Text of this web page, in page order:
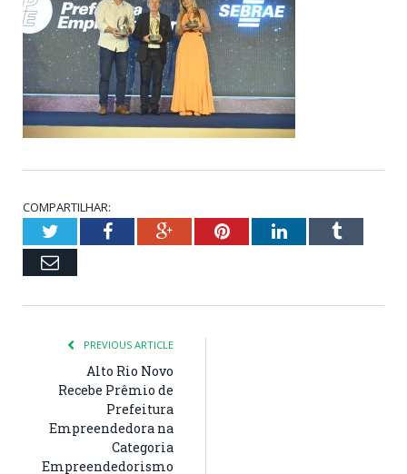
COMPARTILHAR:
TwitterFacebookGoogle+PinterestLinkedInTumblr
Email
PREVIOUS ARTICLE
Alto Rio Novo
Recebe Prêmio de
Prefeitura
Empreendedora na
Categoria
Empreendedorismo